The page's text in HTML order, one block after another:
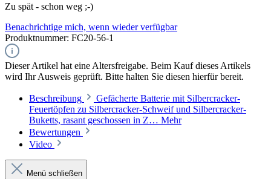
Zu spät - schon weg ;-)
Benachrichtige mich, wenn wieder verfügbar
Produktnummer: FC20-56-1
Dieser Artikel hat eine Altersfreigabe. Beim Kauf dieses Artikels
wird Ihr Ausweis geprüft. Bitte halten Sie diesen hierfür bereit.
Beschreibung
Gefächerte Batterie mit Silbercracker-
Feuertöpfen zu Silbercracker-Schweif und Silbercracker-
Buketts, rasant geschossen in Z… Mehr
Bewertungen
Video
Menü schließen